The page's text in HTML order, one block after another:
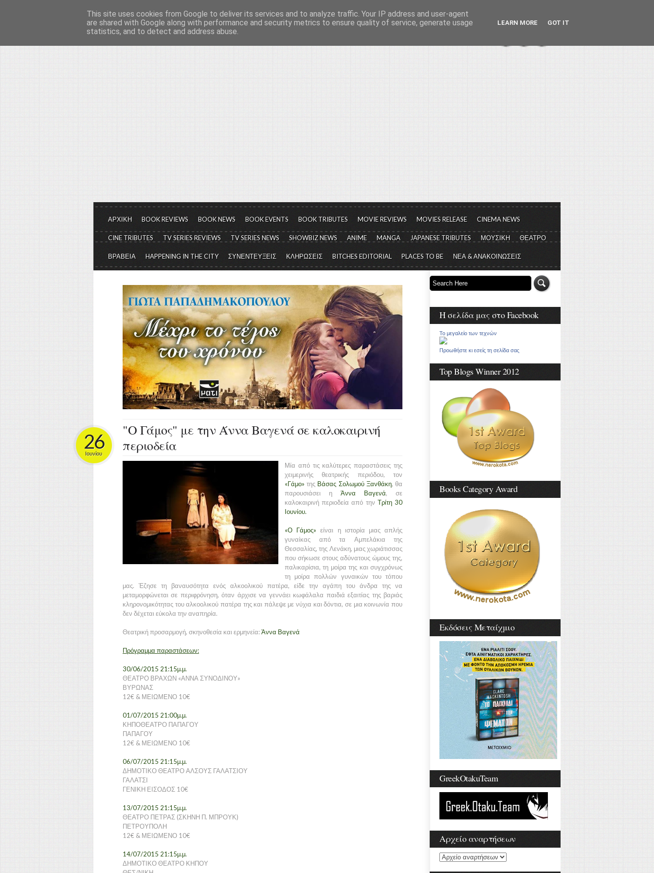
Το μεγαλείο των Τεχνών...
Είμαστε πάντα εδώ για να μιλάμε για τον πολιτισμό, σε κάθε του μορφή και έκταση...
ΑΡΧΙΚΗ BOOK REVIEWS BOOK NEWS BOOK EVENTS BOOK TRIBUTES MOVIE REVIEWS MOVIES RELEASE CINEMA NEWS
CINE TRIBUTES TV SERIES REVIEWS TV SERIES NEWS SHOWBIZ NEWS ANIME MANGA JAPANESE TRIBUTES ΜΟΥΣΙΚΗ ΘΕΑΤΡΟ
ΒΡΑΒΕΙΑ HAPPENING IN THE CITY ΣΥΝΕΝΤΕΥΞΕΙΣ ΚΛΗΡΩΣΕΙΣ BITCHES EDITORIAL PLACES TO BE ΝΕΑ & ΑΝΑΚΟΙΝΩΣΕΙΣ
"Ο Γάμος" με την Άννα Βαγενά σε καλοκαιρινή
περιοδεία
26
Ιουνίου
Μία από τις καλύτερες παραστάσεις της
χειμερινής θεατρικής περιόδου, τον
«Γάμο» της Βάσας Σολωμού Ξανθάκη, θα
παρουσιάσει η
Άννα Βαγενά, σε
καλοκαιρινή περιοδεία από την Τρίτη 30
Ιουνίου.
«Ο Γάμος» είναι η ιστορία μιας απλής
γυναίκας από τα Αμπελάκια της
Θεσσαλίας, της Λενάκη, μιας χωριάτισσας
που σήκωσε στους αδύνατους ώμους της,
παλικαρίσια, τη μοίρα της και συγχρόνως
τη μοίρα πολλών γυναικών του τόπου
μας. Έζησε τη βαναυσότητα ενός αλκοολικού πατέρα, είδε την αγάπη του άνδρα της να
μεταμορφώνεται σε περιφρόνηση, όταν άρχισε να γεννάει κωφάλαλα παιδιά εξαιτίας της βαριάς
κληρονομικότητας του αλκοολικού πατέρα της και πάλεψε με νύχια και δόντια, σε μια κοινωνία που
δεν δέχεται εύκολα την αναπηρία.
Θεατρική προσαρμογή, σκηνοθεσία και ερμηνεία:Άννα Βαγενά
Πρόγραμμα παραστάσεων:
30/06/2015 21:15μ.μ.
ΘΕΑΤΡΟ ΒΡΑΧΩΝ «ΑΝΝΑ ΣΥΝΟΔΙΝΟΥ»
ΒΥΡΩΝΑΣ
12€ & ΜΕΙΩΜΕΝΟ 10€
01/07/2015 21:00μ.μ.
ΚΗΠΟΘΕΑΤΡΟ ΠΑΠΑΓΟΥ
ΠΑΠΑΓΟΥ
12€ & ΜΕΙΩΜΕΝΟ 10€
06/07/2015 21:15μ.μ.
ΔΗΜΟΤΙΚΟ ΘΕΑΤΡΟ ΑΛΣΟΥΣ ΓΑΛΑΤΣΙΟΥ
ΓΑΛΑΤΣΙ
ΓΕΝΙΚΗ ΕΙΣΟΔΟΣ 10€
13/07/2015 21:15μ.μ.
ΘΕΑΤΡΟ ΠΕΤΡΑΣ (ΣΚΗΝΗ Π. ΜΠΡΟΥΚ)
ΠΕΤΡΟΥΠΟΛΗ
12€ & ΜΕΙΩΜΕΝΟ 10€
14/07/2015 21:15μ.μ.
ΔΗΜΟΤΙΚΟ ΘΕΑΤΡΟ ΚΗΠΟΥ
Η σελίδα μας στο Facebook
Το μεγαλείο των τεχνών
Προωθήστε κι εσείς τη σελίδα σας
Top Blogs Winner 2012
Books Category Award
Εκδόσεις Μεταίχμιο
GreekOtakuTeam
Αρχείο αναρτήσεων
This site uses cookies from Google to deliver its services and to analyze traffic. Your IP address and user-agent
are shared with Google along with performance and security metrics to ensure quality of service, generate usage
statistics, and to detect and address abuse.
LEARN MORE GOT IT